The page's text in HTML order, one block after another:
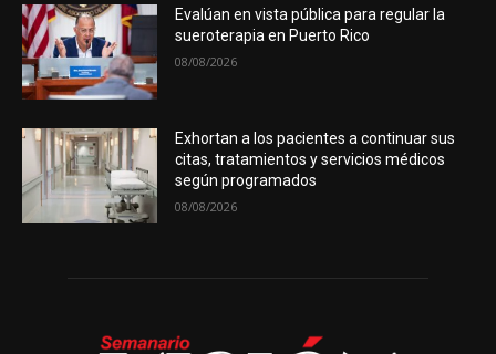
Evalúan en vista pública para regular la
sueroterapia en Puerto Rico
08/08/2026
Exhortan a los pacientes a continuar sus
citas, tratamientos y servicios médicos
según programados
08/08/2026